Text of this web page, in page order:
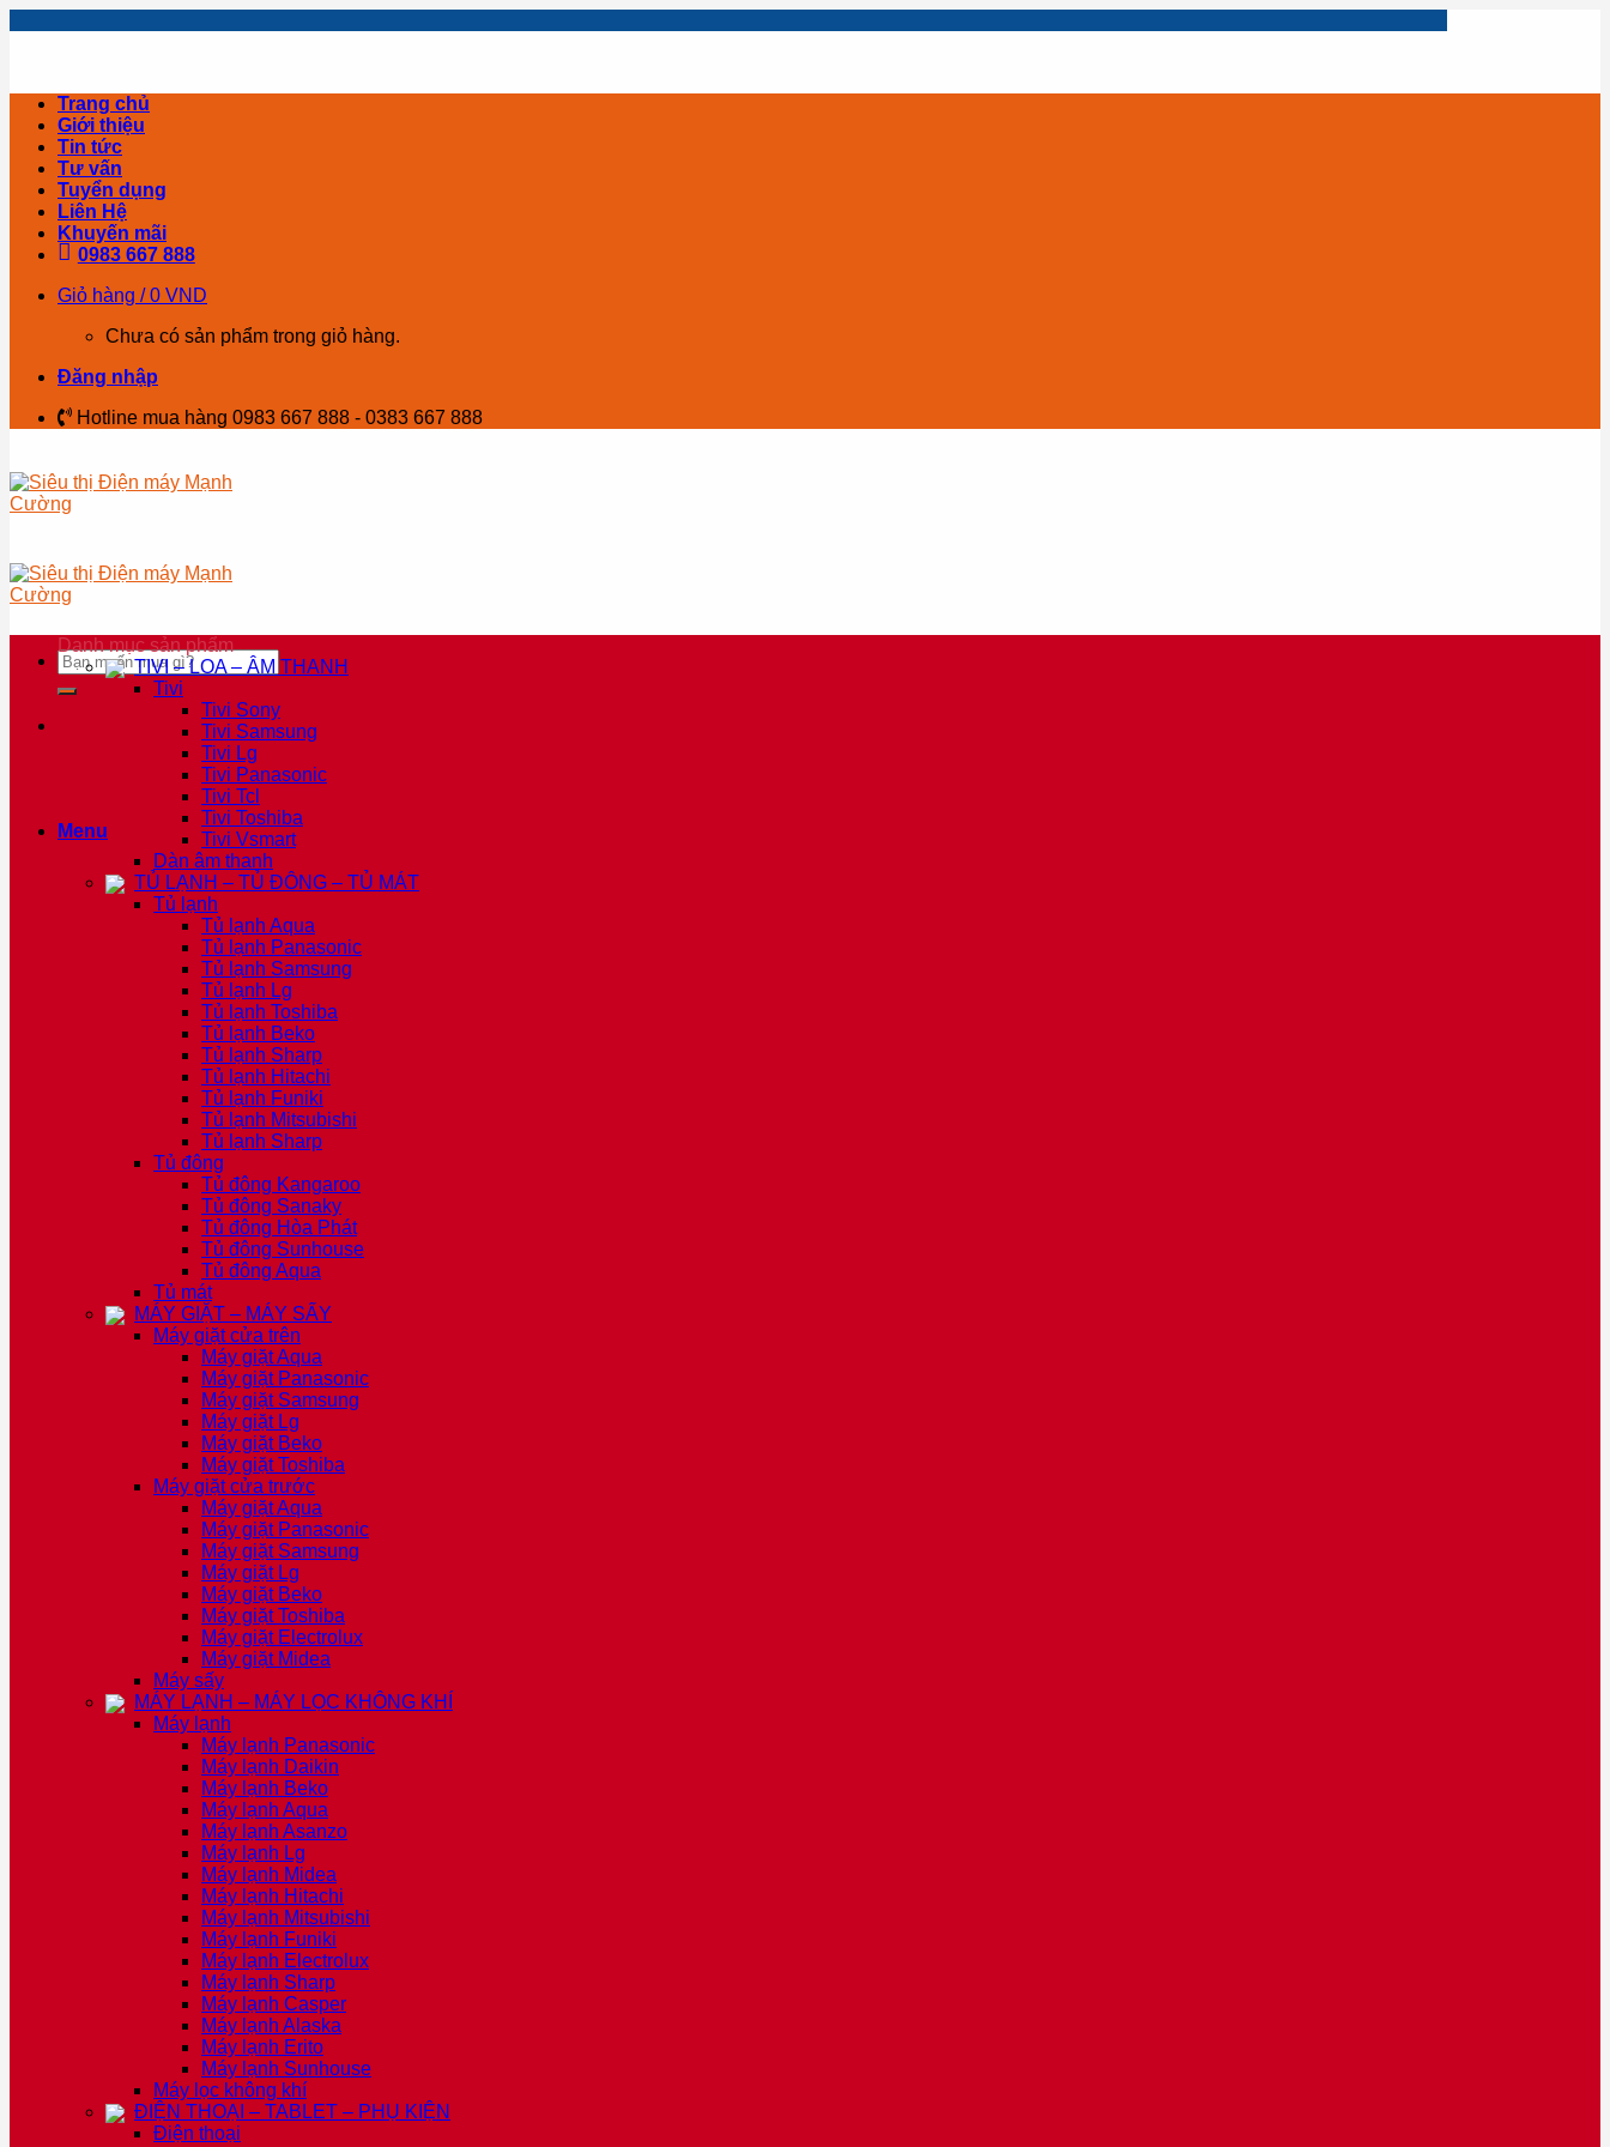
Trang chủ
Giới thiệu
Tin tức
Tư vấn
Tuyển dụng
Liên Hệ
Khuyến mãi
0983 667 888
Giỏ hàng /0 VND
Chưa có sản phẩm trong giỏ hàng.
Đăng nhập
Hotline mua hàng 0983 667 888 - 0383 667 888
Tìm
kiếm:
Menu
Danh mục sản phẩm
TIVI – LOA – ÂM THANH
Tivi
Tivi Sony
Tivi Samsung
Tivi Lg
Tivi Panasonic
Tivi Tcl
Tivi Toshiba
Tivi Vsmart
Dàn âm thanh
TỦ LẠNH – TỦ ĐÔNG – TỦ MÁT
Tủ lạnh
Tủ lạnh Aqua
Tủ lạnh Panasonic
Tủ lạnh Samsung
Tủ lạnh Lg
Tủ lạnh Toshiba
Tủ lạnh Beko
Tủ lạnh Sharp
Tủ lạnh Hitachi
Tủ lạnh Funiki
Tủ lạnh Mitsubishi
Tủ lạnh Sharp
Tủ đông
Tủ đông Kangaroo
Tủ đông Sanaky
Tủ đông Hòa Phát
Tủ đông Sunhouse
Tủ đông Aqua
Tủ mát
MÁY GIẶT – MÁY SẤY
Máy giặt cửa trên
Máy giặt Aqua
Máy giặt Panasonic
Máy giặt Samsung
Máy giặt Lg
Máy giặt Beko
Máy giặt Toshiba
Máy giặt cửa trước
Máy giặt Aqua
Máy giặt Panasonic
Máy giặt Samsung
Máy giặt Lg
Máy giặt Beko
Máy giặt Toshiba
Máy giặt Electrolux
Máy giặt Midea
Máy sấy
MÁY LẠNH – MÁY LỌC KHÔNG KHÍ
Máy lạnh
Máy lạnh Panasonic
Máy lạnh Daikin
Máy lạnh Beko
Máy lạnh Aqua
Máy lạnh Asanzo
Máy lạnh Lg
Máy lạnh Midea
Máy lạnh Hitachi
Máy lạnh Mitsubishi
Máy lạnh Funiki
Máy lạnh Electrolux
Máy lạnh Sharp
Máy lạnh Casper
Máy lạnh Alaska
Máy lạnh Erito
Máy lạnh Sunhouse
Máy lọc không khí
ĐIỆN THOẠI – TABLET – PHỤ KIỆN
Điện thoại